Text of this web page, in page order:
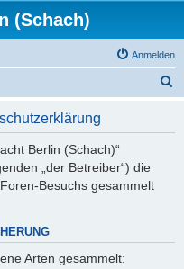
(Schach)
Anmelden
Berlin (Schach)“
„der Betreiber“) die
Besuchs gesammelt
Arten gesammelt: